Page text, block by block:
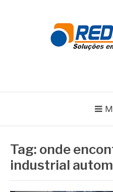
Tag: onde
industrial